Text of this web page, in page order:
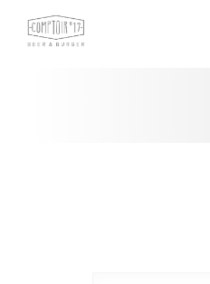
Πίνακας διαχείρισης "Μπισκότων"